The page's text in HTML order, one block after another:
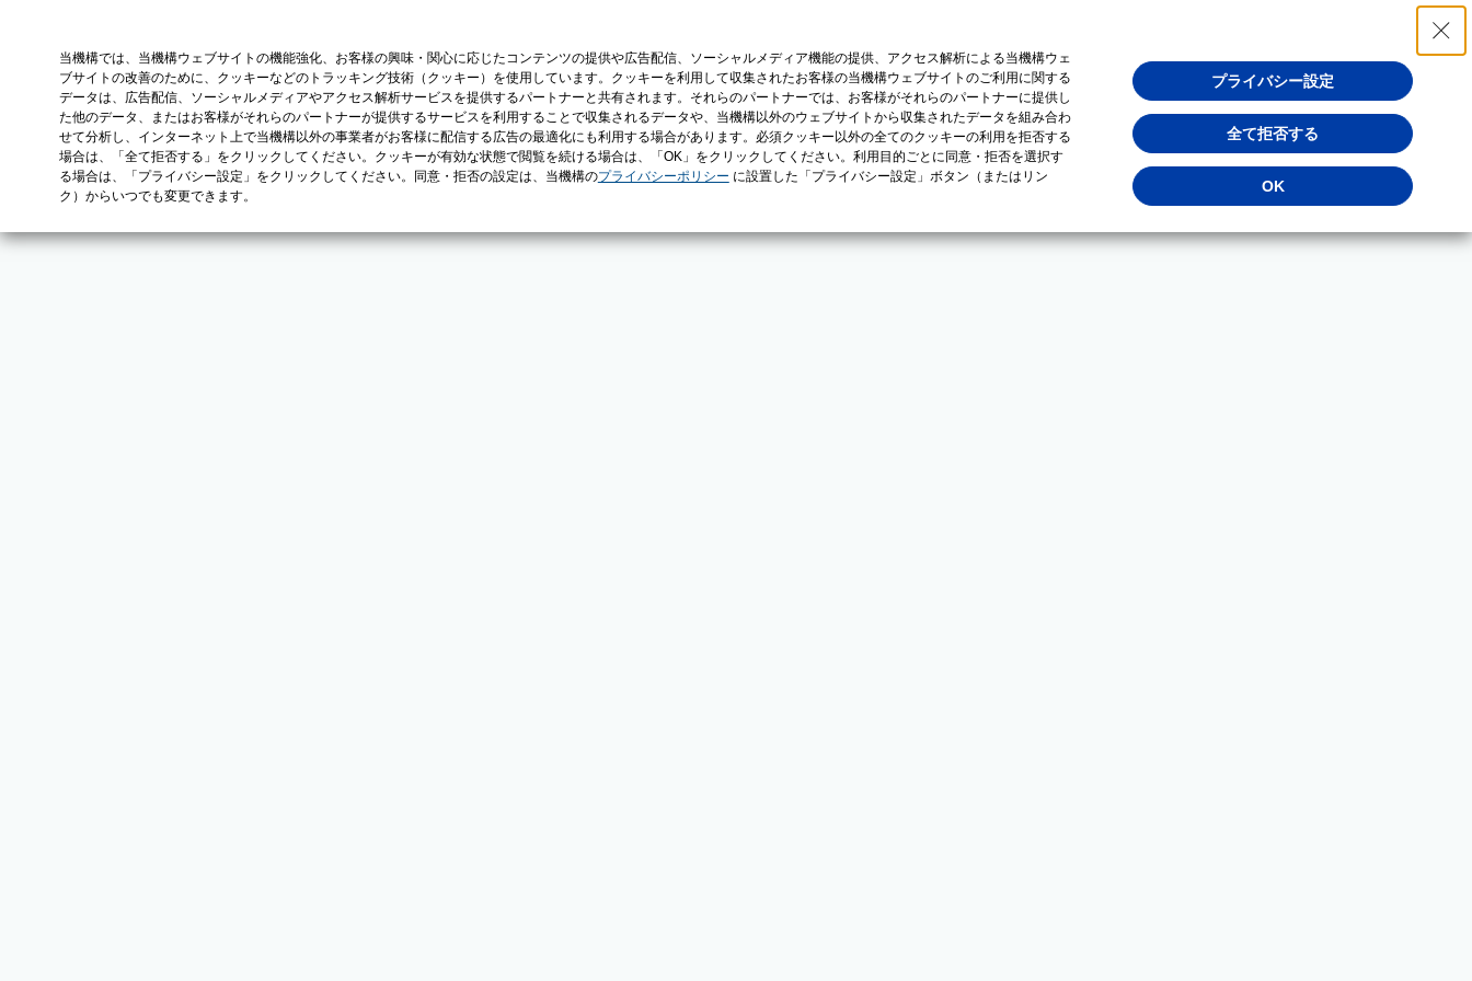
当機構では、当機構ウェブサイトの機能強化、お客様の興味・関心に応じたコンテンツの提供や広告配信、ソーシャルメディア機能の提供、アクセス解析による当機構ウェ
ブサイトの改善のために、クッキーなどのトラッキング技術（クッキー）を使用しています。クッキーを利用して収集されたお客様の当機構ウェブサイトのご利用に関する
データは、広告配信、ソーシャルメディアやアクセス解析サービスを提供するパートナーと共有されます。それらのパートナーでは、お客様がそれらのパートナーに提供し
た他のデータ、またはお客様がそれらのパートナーが提供するサービスを利用することで収集されるデータや、当機構以外のウェブサイトから収集されたデータを組み合わ
せて分析し、インターネット上で当機構以外の事業者がお客様に配信する広告の最適化にも利用する場合があります。必須クッキー以外の全てのクッキーの利用を拒否する
場合は、「全て拒否する」をクリックしてください。クッキーが有効な状態で閲覧を続ける場合は、「OK」をクリックしてください。利用目的ごとに同意・拒否を選択す
る場合は、「プライバシー設定」をクリックしてください。同意・拒否の設定は、当機構のプライバシーポリシー に設置した「プライバシー設定」ボタン（またはリン
ク）からいつでも変更できます。
プライバシー設定
全て拒否する
OK